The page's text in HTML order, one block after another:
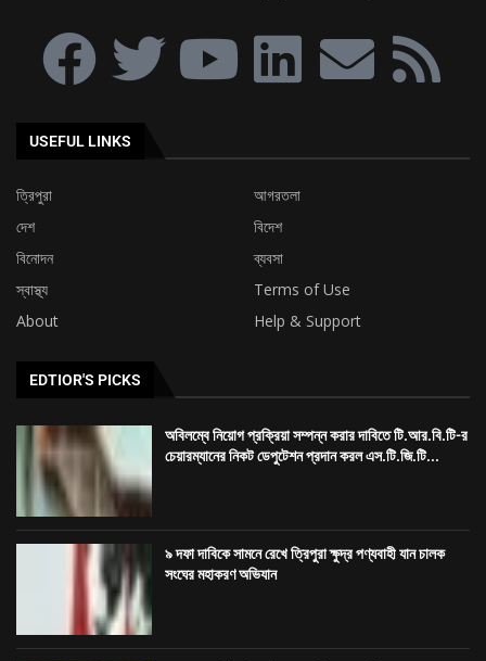
USEFUL LINKS
ত্রিপুরা
আগরতলা
দেশ
বিদেশ
বিনোদন
ব্যবসা
স্বাস্থ্য
Terms of Use
About
Help & Support
EDTIOR'S PICKS
অবিলম্বে নিয়োগ প্রক্রিয়া সম্পন্ন করার দাবিতে টি.আর.বি.টি-র
চেয়ারম্যানের নিকট ডেপুটেশন প্রদান করল এস.টি.জি.টি...
৯ দফা দাবিকে সামনে রেখে ত্রিপুরা ক্ষুদ্র পণ্যবাহী যান চালক
সংঘের মহাকরণ অভিযান